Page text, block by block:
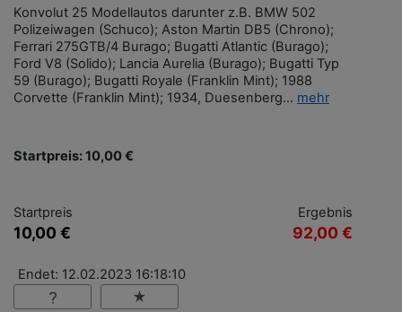
Konvolut 25 Modellautos darunter z.B. BMW 502
Polizeiwagen (Schuco); Aston Martin DB5 (Chrono);
Ferrari 275GTB/4 Burago; Bugatti Atlantic (Burago);
Ford V8 (Solido); Lancia Aurelia (Burago); Bugatti Typ
59 (Burago); Bugatti Royale (Franklin Mint); 1988
Corvette (Franklin Mint); 1934, Duesenberg... mehr
Startpreis: 10,00 €
Startpreis
10,00 €
Ergebnis
92,00 €
Endet: 12.02.2023 16:18:10